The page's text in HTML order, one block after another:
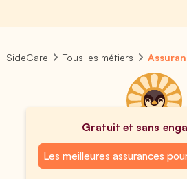
SideCare Tous les métiers
Gratuit et sans
Les meilleures assurances